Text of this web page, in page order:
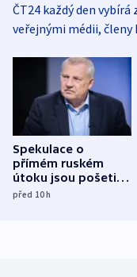
ČT24 každý den
veřejnými médii, členy
Spekulace o
přímém ruském
útoku jsou pošetilé,
míní estonský
před 10h